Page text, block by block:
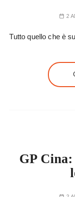
2
Tutto quello che è
GP Cina: